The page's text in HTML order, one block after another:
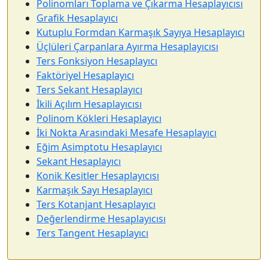
Polinomları Toplama ve Çıkarma Hesaplayıcısı
Grafik Hesaplayıcı
Kutuplu Formdan Karmaşık Sayıya Hesaplayıcı
Üçlüleri Çarpanlara Ayırma Hesaplayıcısı
Ters Fonksiyon Hesaplayıcı
Faktöriyel Hesaplayıcı
Ters Sekant Hesaplayıcı
İkili Açılım Hesaplayıcısı
Polinom Kökleri Hesaplayıcı
İki Nokta Arasındaki Mesafe Hesaplayıcı
Eğim Asimptotu Hesaplayıcı
Sekant Hesaplayıcı
Konik Kesitler Hesaplayıcısı
Karmaşık Sayı Hesaplayıcı
Ters Kotanjant Hesaplayıcı
Değerlendirme Hesaplayıcısı
Ters Tangent Hesaplayıcı